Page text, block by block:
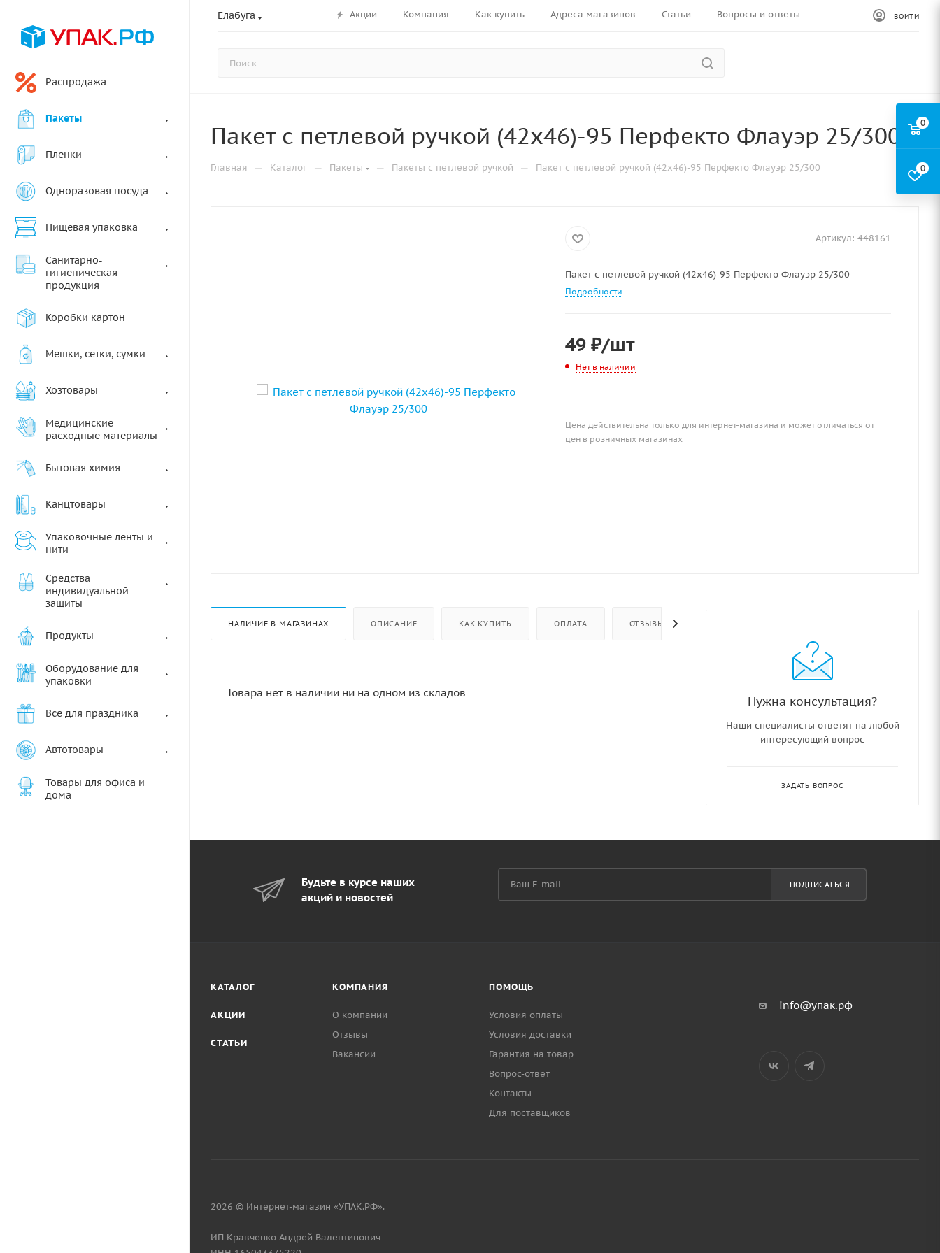
Елабуга Акции Компания Как купить Адреса магазинов Статьи Вопросы и ответы ВОЙТИ
Распродажа
Пакеты
Пленки
Одноразовая посуда
Пищевая упаковка
Санитарно-
гигиеническая
продукция
Коробки картон
Мешки, сетки, сумки
Хозтовары
Медицинские
расходные материалы
Бытовая химия
Канцтовары
Упаковочные ленты и
нити
Средства
индивидуальной
защиты
Продукты
Оборудование для
упаковки
Все для праздника
Автотовары
Товары для офиса и
дома
Пакет с петлевой ручкой (42х46)-95 Перфекто Флауэр 25/300
Главная — Каталог — Пакеты — Пакеты с петлевой ручкой — Пакет с петлевой ручкой (42х46)-95 Перфекто Флауэр 25/300
Артикул: 448161
Пакет с петлевой ручкой (42х46)-95 Перфекто Флауэр 25/300
Подробности
49₽/шт
Нет в наличии
Цена действительна только для интернет-магазина и может отличаться от
цен в розничных магазинах
НАЛИЧИЕ В МАГАЗИНАХ ОПИСАНИЕ КАК КУПИТЬ ОПЛАТА ОТЗЫВЫ
Товара нет в наличии ни на одном из складов
Нужна консультация?
Наши специалисты ответят на любой
интересующий вопрос
ЗАДАТЬ ВОПРОС
Будьте в курсе наших
акций и новостей
ПОДПИСАТЬСЯ
КАТАЛОГ
АКЦИИ
СТАТЬИ
КОМПАНИЯ
О компании
Отзывы
Вакансии
ПОМОЩЬ
Условия оплаты
Условия доставки
Гарантия на товар
Вопрос-ответ
Контакты
Для поставщиков
info@упак.рф
2026 © Интернет-магазин «УПАК.РФ».
ИП Кравченко Андрей Валентинович
0
0